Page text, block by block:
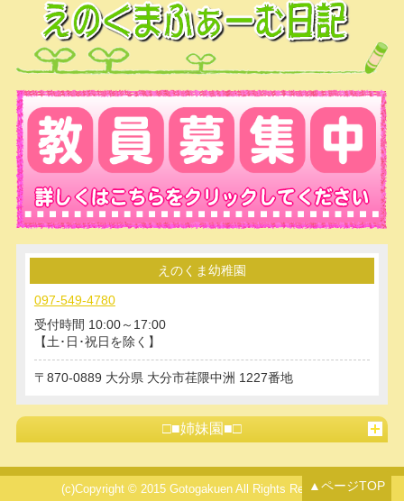
えのくま幼稚園
097-549-4780
受付時間 10:00～17:00
【土･日･祝日を除く】
870-0889 大分県 大分市荏隈中洲 1227番地
□■姉妹園■□
▲ページTOP
(c)Copyright © 2015 Gotogakuen All Rights Reserved.